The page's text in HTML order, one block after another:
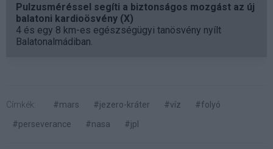
Pulzusméréssel segíti a biztonságos mozgást az új
balatoni kardioösvény (X)
4 és egy 8 km-es egészségügyi tanösvény nyílt
Balatonalmádiban.
Címkék: #mars #jezero-kráter #víz
#folyó
#perseverance
#nasa #jpl